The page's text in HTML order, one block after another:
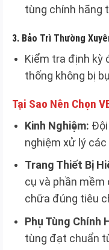
tùng chính hãng
3. Bảo Trì Thường
Kiểm tra định kỳ
thống không bị
Tại Sao Nên Chọn
Kinh Nghiệm: Đội
nghiệm xử lý các
Trang Thiết Bị
cụ và phần mềm
chữa đúng tiêu
Phụ Tùng Chính
tùng đạt chuẩn